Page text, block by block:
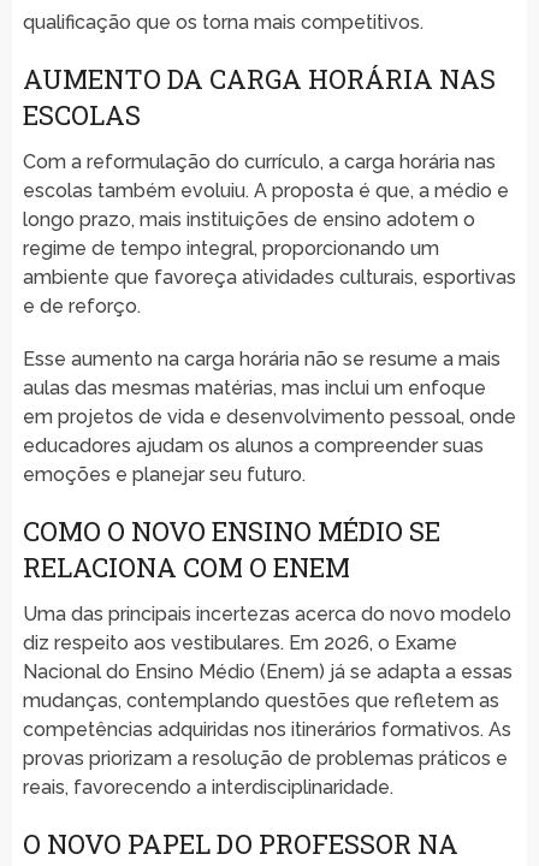
qualificação que os torna mais competitivos.
AUMENTO DA CARGA HORÁRIA NAS
ESCOLAS
Com a reformulação do currículo, a carga horária nas
escolas também evoluiu. A proposta é que, a médio e
longo prazo, mais instituições de ensino adotem o
regime de tempo integral, proporcionando um
ambiente que favoreça atividades culturais, esportivas
e de reforço.
Esse aumento na carga horária não se resume a mais
aulas das mesmas matérias, mas inclui um enfoque
em projetos de vida e desenvolvimento pessoal, onde
educadores ajudam os alunos a compreender suas
emoções e planejar seu futuro.
COMO O NOVO ENSINO MÉDIO SE
RELACIONA COM O ENEM
Uma das principais incertezas acerca do novo modelo
diz respeito aos vestibulares. Em 2026, o Exame
Nacional do Ensino Médio (Enem) já se adapta a essas
mudanças, contemplando questões que refletem as
competências adquiridas nos itinerários formativos. As
provas priorizam a resolução de problemas práticos e
reais, favorecendo a interdisciplinaridade.
O NOVO PAPEL DO PROFESSOR NA